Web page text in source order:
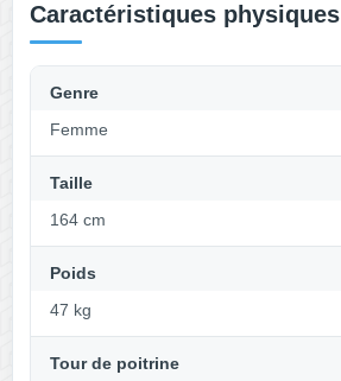
Caractéristiques physiques
Genre
Femme
Taille
164 cm
Poids
47 kg
Tour de poitrine